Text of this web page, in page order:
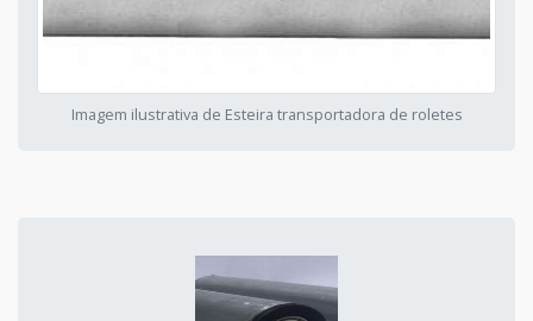
Imagem ilustrativa de Esteira transportadora de roletes